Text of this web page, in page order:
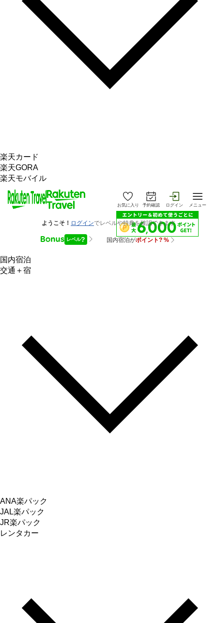
楽天カード
楽天GORA
楽天モバイル
お気に入り 予約確認 ログイン メニュー
国内宿泊
交通＋宿
ANA楽パック
JAL楽パック
JR楽パック
レンタカー